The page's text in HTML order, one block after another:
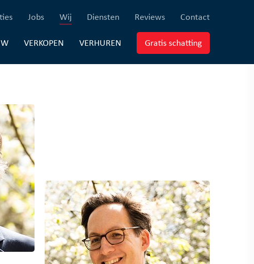
(Referenties)
Jobs(Jobs)Wij (Wij)Diensten(Diensten)
Reviews(Reviews)
Contact(Contact)
(NIEUWBOUW)
VERKOPEN (VERKOPEN)
VERHUREN (VERHUREN)
Gratis schatting(Gratis